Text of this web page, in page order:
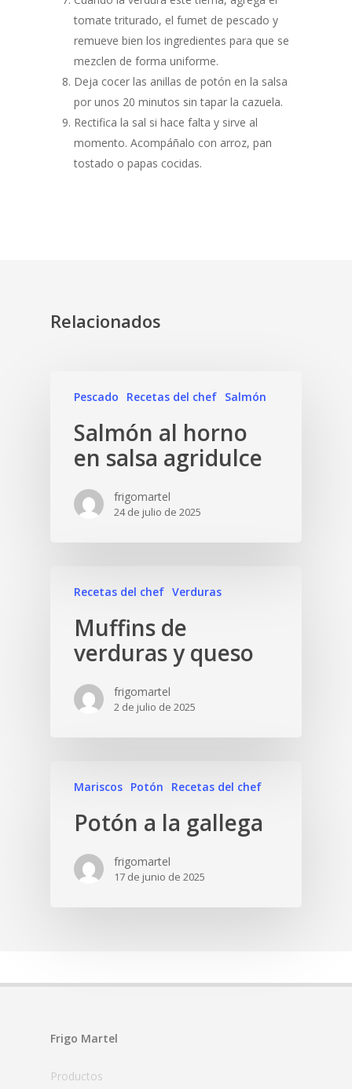
tomate triturado, el fumet de pescado y
remueve bien los ingredientes para que se
mezclen de forma uniforme.
Deja cocer las anillas de potón en la salsa
por unos 20 minutos sin tapar la cazuela.
Rectifica la sal si hace falta y sirve al
momento. Acompáñalo con arroz, pan
tostado o papas cocidas.
Relacionados
Pescado Recetas del chef Salmón
Salmón al horno
en salsa agridulce
frigomartel
24 de julio de 2025
Recetas del chef Verduras
Muffins de
verduras y queso
frigomartel
2 de julio de 2025
Mariscos Potón Recetas del chef
Potón a la gallega
frigomartel
17 de junio de 2025
Frigo Martel
Productos